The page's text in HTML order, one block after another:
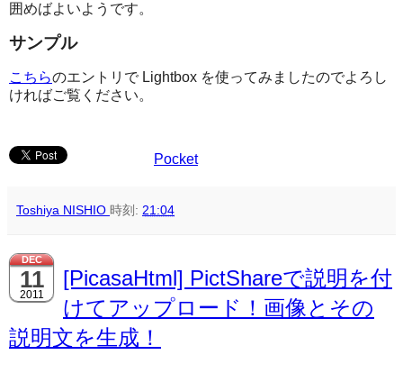
囲めばよいようです。
サンプル
こちらのエントリで Lightbox を使ってみましたのでよろし
ければご覧ください。
Pocket
Toshiya NISHIO 時刻: 21:04
DEC
11
2011
[PicasaHtml] PictShareで説明を付
けてアップロード！画像とその
説明文を生成！